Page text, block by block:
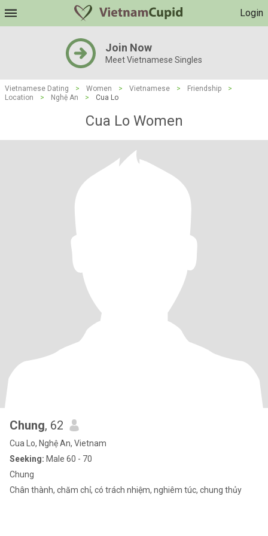
Login
Join Now
Meet Vietnamese Singles
Vietnamese Dating > Women > Vietnamese > Friendship
>
Location
> Nghệ An > Cua Lo
Cua Lo Women
Chung, 62
Cua Lo, Nghệ An, Vietnam
Seeking: Male 60 - 70
Chung
Chân thành, chăm chỉ, có trách nhiệm, nghiêm túc, chung thủy